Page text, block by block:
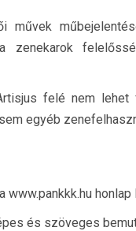
művek
felé nem lehet
egyéb
és szöveges